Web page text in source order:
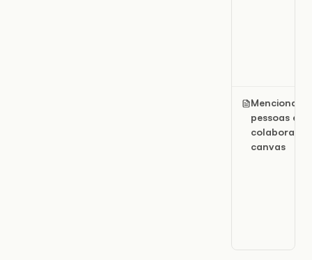
Mencionar
pessoas e
canvas